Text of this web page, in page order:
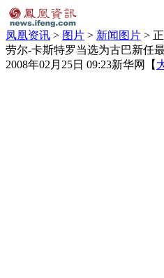
凤凰资讯 > 图片 > 新闻图片 >
劳尔-卡斯特罗当选为古巴新任
2008年02月25日 09:23新华网 【